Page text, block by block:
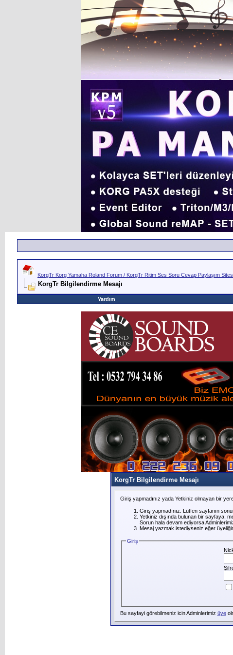
KorgTr Korg Yamaha Roland Forum / KorgTr Ritim Ses Soru Cevap Paylaşım
KorgTr Bilgilendirme Mesajı
Yardım
KorgTr Bilgilendirme Mesajı
Giriş yapmadınız yada Yetkiniz olmayan bir
Giriş yapmadınız. Lütfen sayfanın
Yetkiniz dışında bulunan bir sayfaya,
Sorun hala devam ediyorsa
Mesaj yazmak istediyseniz eğer
Giriş
Bu sayfayi görebilmeniz icin Adminlerimiz üye